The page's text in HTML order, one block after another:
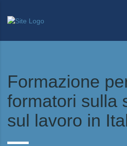
Formazione
formatori sulla
sul lavoro in